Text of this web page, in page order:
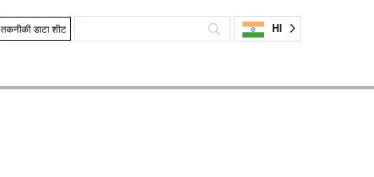
तकनीकी डाटा शीट HI